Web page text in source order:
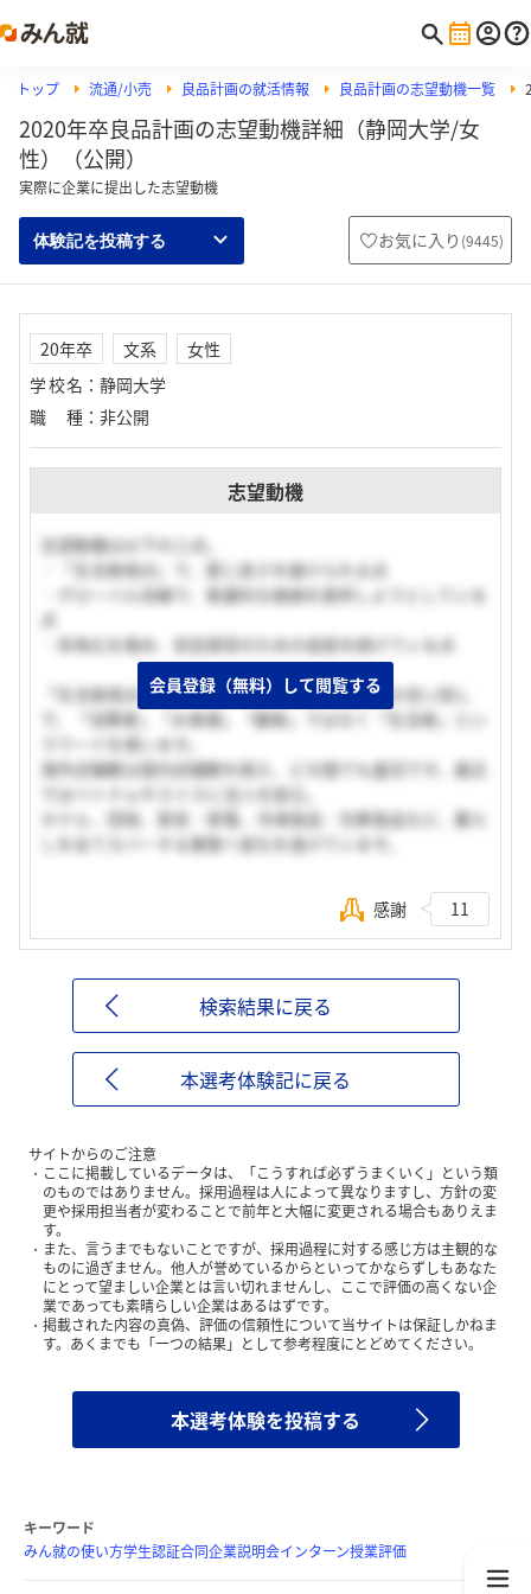
トップ 流通/小売 良品計画の就活情報 良品計画の志望動機一覧
2020年卒良品計画の志望動機詳細（静岡大学/女
性）（公開）
実際に企業に提出した志望動機
体験記を投稿する お気に入り (9445)
20年卒 文系
女性
学校名 ： 静岡大学
職種 ： 非公開
志望動機
志望動機は以下の三点。
・「生活者視点」で、感じ良さを届けられる点
・グローバル目線で、普遍的な価値を提供しようとしている
点
・多角化を進め、安定経営のための成長を続けている点
「生活者視点」という考え方は、良品計画独自の言い回し
で、「消費者」「お客様」「顧客」ではなく「生活者」とい
うワードを使います。
海外店舗数は国内店舗数を超え、どの国でも盛況です。最近
ではベトナムやスイスに法人を設立。
ホテル、団地、家具・家電、冷凍食品・生鮮食品など、暮ら
しを全てカバーする業態へ変化を遂げています。
会員登録（無料）して閲覧する
感謝 11
検索結果に戻る
本選考体験記に戻る
サイトからのご注意
ここに掲載しているデータは、「こうすれば必ずうまくいく」という類
のものではありません。採用過程は人によって異なりますし、方針の変
更や採用担当者が変わることで前年と大幅に変更される場合もありえま
す。
また、言うまでもないことですが、採用過程に対する感じ方は主観的な
ものに過ぎません。他人が誉めているからといってかならずしもあなた
にとって望ましい企業とは言い切れませんし、ここで評価の高くない企
業であっても素晴らしい企業はあるはずです。
掲載された内容の真偽、評価の信頼性について当サイトは保証しかねま
す。あくまでも「一つの結果」として参考程度にとどめてください。
本選考体験を投稿する
キーワード
みん就の使い方学生認証合同企業説明会インターン授業評価